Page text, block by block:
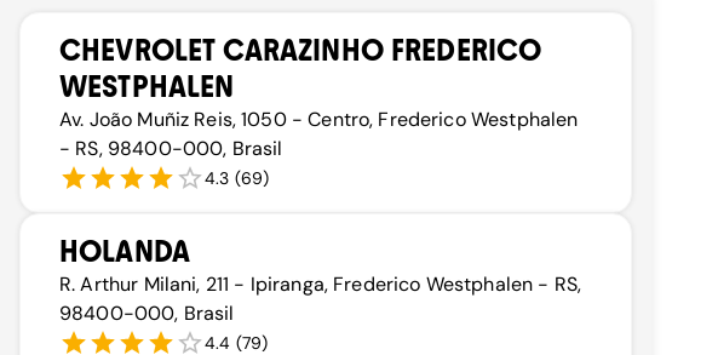
CHEVROLET CARAZINHO FREDERICO
WESTPHALEN
Av. João Muñiz Reis, 1050 - Centro, Frederico Westphalen
- RS, 98400-000, Brasil
4.3 (69)
HOLANDA
R. Arthur Milani, 211 - Ipiranga, Frederico Westphalen - RS,
98400-000, Brasil
4.4 (79)